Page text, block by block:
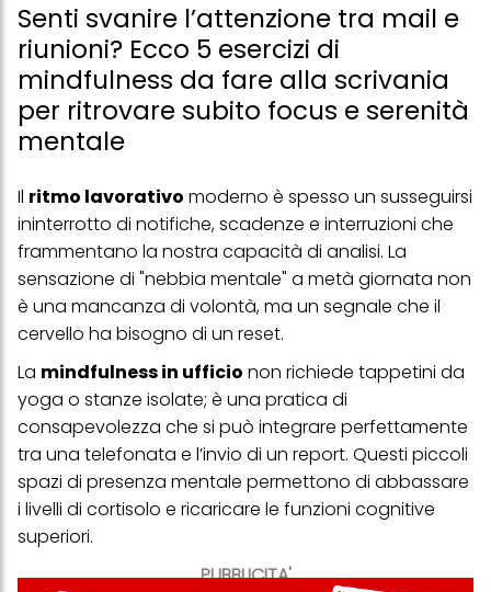
Senti svanire l’attenzione tra mail e
riunioni? Ecco 5 esercizi di
mindfulness da fare alla scrivania
per ritrovare subito focus e serenità
mentale
PUBBLICITA'
Il ritmo lavorativo moderno è spesso un susseguirsi
ininterrotto di notifiche, scadenze e interruzioni che
frammentano la nostra capacità di analisi. La
sensazione di "nebbia mentale" a metà giornata non
è una mancanza di volontà, ma un segnale che il
cervello ha bisogno di un reset.
La mindfulness in ufficio non richiede tappetini da
yoga o stanze isolate; è una pratica di
consapevolezza che si può integrare perfettamente
tra una telefonata e l’invio di un report. Questi piccoli
spazi di presenza mentale permettono di abbassare
i livelli di cortisolo e ricaricare le funzioni cognitive
superiori.